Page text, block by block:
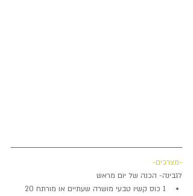
-מצרכים-
לגבינה- הכנה של יום מראש